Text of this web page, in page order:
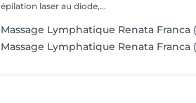
épilation laser au diode,...
Massage Lymphatique Renata Franca
Massage Lymphatique Renata Franca